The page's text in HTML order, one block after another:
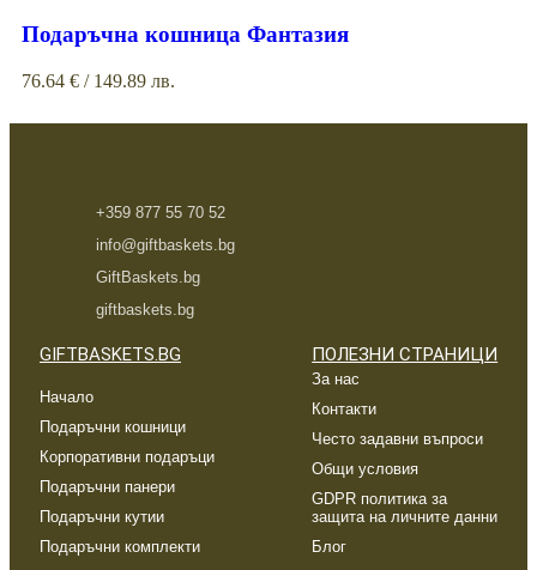
Подаръчна кошница Фантазия
76.64 € / 149.89 лв.
+359 877 55 70 52
info@giftbaskets.bg
GiftBaskets.bg
giftbaskets.bg
GIFTBASKETS.BG
Начало
Подаръчни кошници
Корпоративни подаръци
Подаръчни панери
Подаръчни кутии
Подаръчни комплекти
ПОЛЕЗНИ СТРАНИЦИ
За нас
Контакти
Често задавни въпроси
Общи условия
GDPR политика за
защита на личните данни
Блог